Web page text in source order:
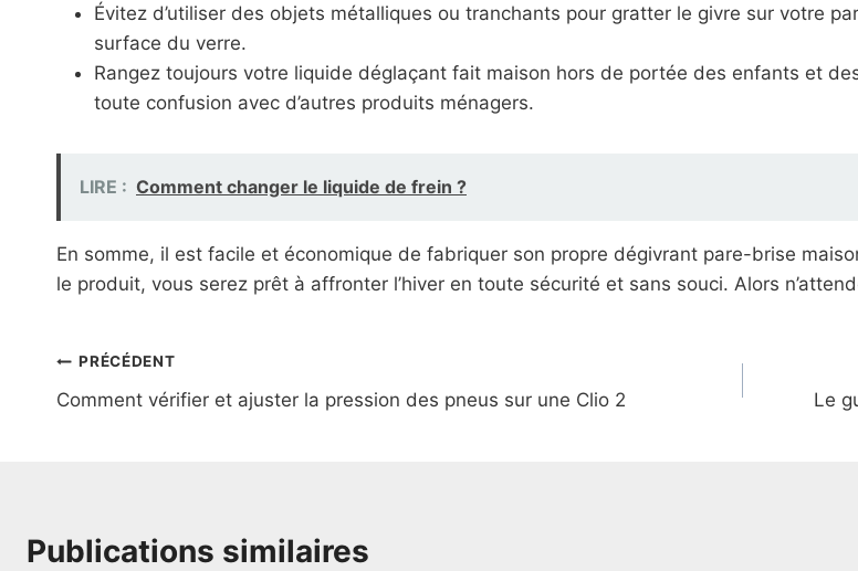
Évitez d’utiliser des objets métalliques ou tranchants pour gratter le givre sur votre
surface du verre.
Rangez toujours votre liquide déglaçant fait maison hors de portée des enfants et
toute confusion avec d’autres produits ménagers.
LIRE : Comment changer le liquide de frein ?
En somme, il est facile et économique de fabriquer son propre dégivrant pare-brise
le produit, vous serez prêt à affronter l’hiver en toute sécurité et sans souci. Alors
Navigation
de
PRÉCÉDENT
Comment vérifier et ajuster la pression des pneus sur une Clio 2 Le
Publications similaires